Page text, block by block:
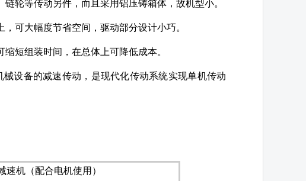
轮等传动另件，而且采用铝压铸箱体，故机型小。
可大幅度节省空间，驱动部分设计小巧。
短组装时间，在总体上可降低成本。
设备的减速传动，是现代化传动系统实现单机传动
机（配合电机使用）